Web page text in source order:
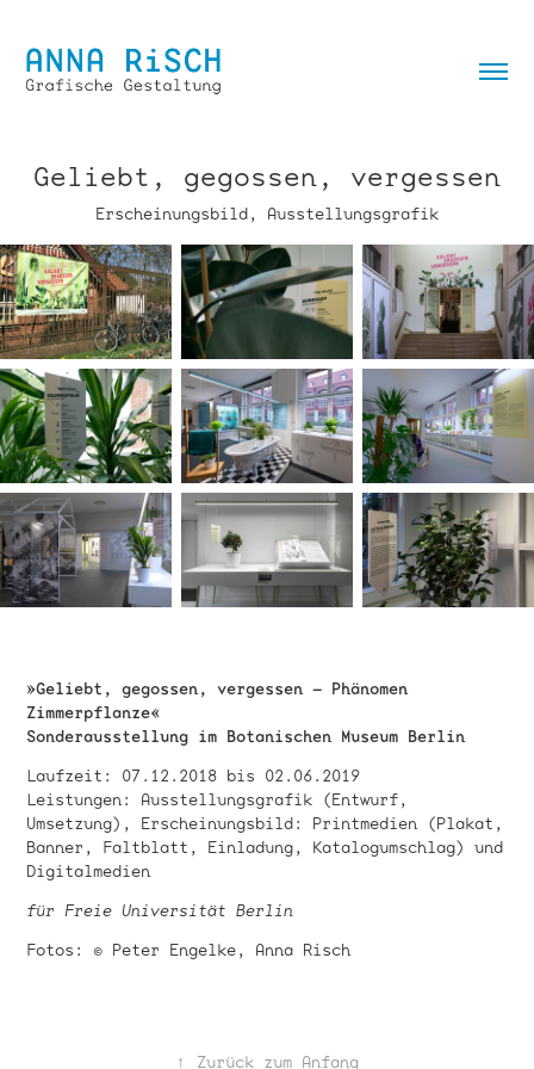
Geliebt, gegossen, vergessen
»Geliebt, gegossen, vergessen – Phänomen
Zimmerpflanze«
Sonderausstellung im Botanischen Museum Berlin
Laufzeit: 07.12.2018 bis 02.06.2019
Leistungen: Ausstellungsgrafik (Entwurf,
Umsetzung), Erscheinungsbild: Printmedien (Plakat,
Banner, Faltblatt, Einladung, Katalogumschlag) und
Digitalmedien
für Freie Universität Berlin
Fotos: © Peter Engelke, Anna Risch
↑ Zurück zum Anfang